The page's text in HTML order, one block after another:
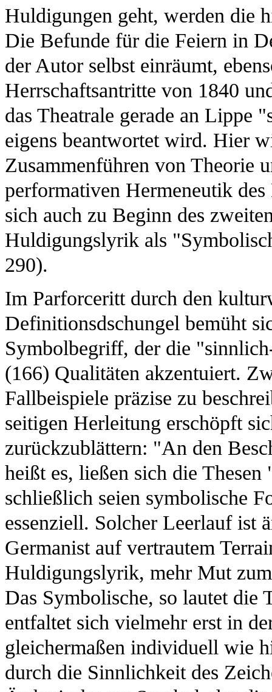
Huldigungen geht, werden die
Die Befunde für die Feiern in
der Autor selbst einräumt,
Herrschaftsantritte von 1840
das Theatrale gerade an Lippe
eigens beantwortet wird. Hier
Zusammenführen von Theorie
performativen Hermeneutik
sich auch zu Beginn des
Huldigungslyrik als
290).
Im Parforceritt durch den
Definitionsdschungel bemüht
Symbolbegriff, der die
(166) Qualitäten akzentuiert.
Fallbeispiele präzise zu
seitigen Herleitung erschöpft
zurückzublättern: "An den
heißt es, ließen sich die
schließlich seien symbolische
essenziell. Solcher Leerlauf ist
Germanist auf vertrautem
Huldigungslyrik, mehr Mut
Das Symbolische, so lautet die
entfaltet sich vielmehr erst in
gleichermaßen individuell wie
durch die Sinnlichkeit des